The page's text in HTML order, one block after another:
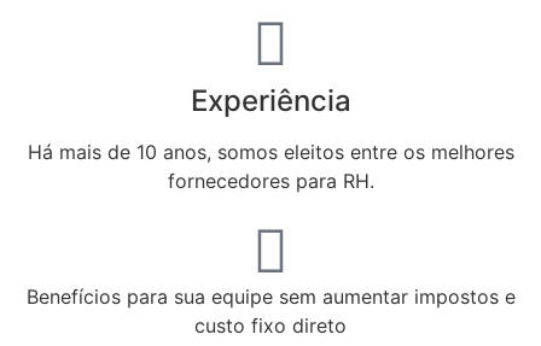
Experiência
Há mais de 10 anos, somos eleitos entre os melhores
fornecedores para RH.
Benefícios para sua equipe sem aumentar impostos e
custo fixo direto